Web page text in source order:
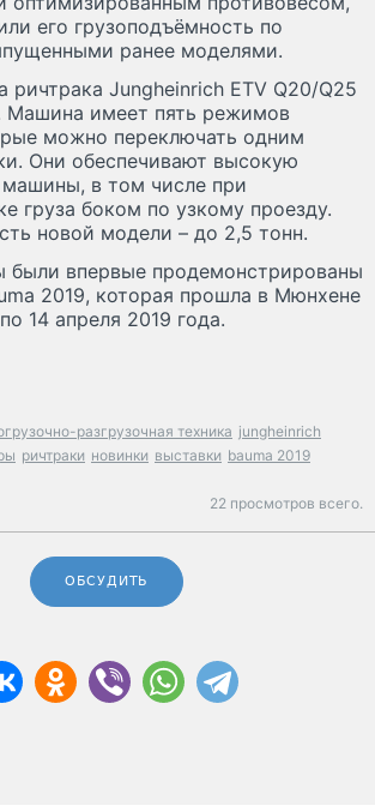
его грузоподъёмность по
ранее моделями.
ричтрака Jungheinrich ETV Q20/Q25
Машина имеет пять режимов
можно переключать одним
Они обеспечивают высокую
машины, в том числе при
груза боком по узкому проезду.
новой модели – до 2,5 тонн.
были впервые продемонстрированы
2019, которая прошла в Мюнхене
14 апреля 2019 года.
разгрузочная техника jungheinrich
ричтраки новинки выставки bauma 2019
22 просмотров всего.
ОБСУДИТЬ